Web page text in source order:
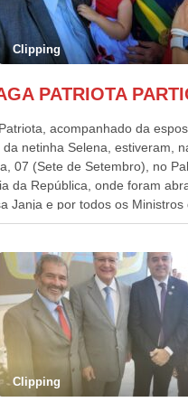
Clipping
acompanhado da
da netinha Selena, estiveram,
07 (Sete de Setembro), no
da República, onde foram
Janja e por todos os Ministros
nos Desfiles da
na Esplanada dos
o maior e o mais organizado
como Patriota até no
dos desfiles de Sete de
dos Ministérios, em Brasília.
com cadeiras e
que o número de Patriotas
dobrou na Esplanada. Eu,
Clipping